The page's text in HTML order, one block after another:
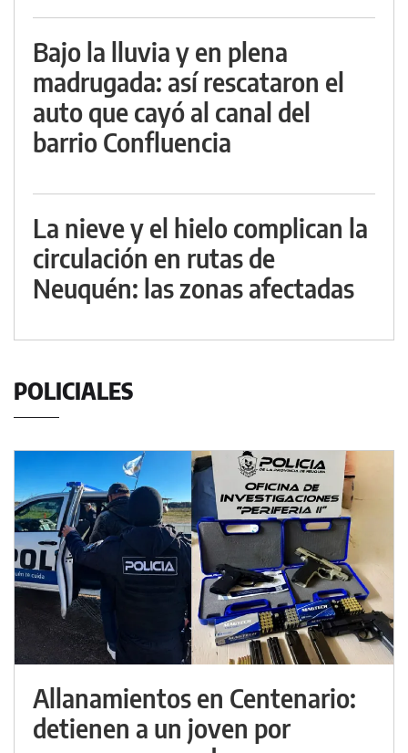
Bajo la lluvia y en plena
madrugada: así rescataron el
auto que cayó al canal del
barrio Confluencia
La nieve y el hielo complican la
circulación en rutas de
Neuquén: las zonas afectadas
POLICIALES
Allanamientos en Centenario:
detienen a un joven por